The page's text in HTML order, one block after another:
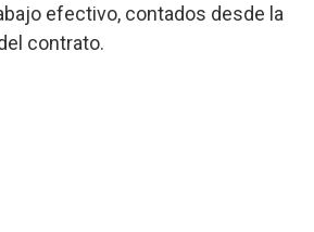
efectivo, contados desde la
contrato.